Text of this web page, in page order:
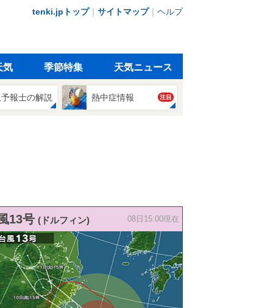
tenki.jpトップ｜ サイトマップ｜ ヘルプ
気 季節特集 天気ニュース
報士の解説 熱中症情報 注目
13号 (ドルフィン) 08日15:00現在